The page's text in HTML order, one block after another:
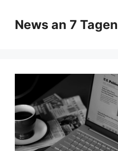
Inhalt
springen
News an 7 Tagen